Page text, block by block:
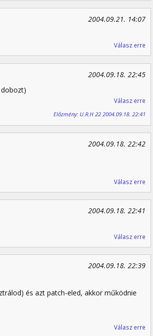
2004.09.21. 14:07
Válasz erre
2004.09.18. 22:45
Válasz erre
Előzmény: U.R.H 22 2004.09.18. 22:41
2004.09.18. 22:42
Válasz erre
2004.09.18. 22:41
Válasz erre
2004.09.18. 22:39
és azt patch-eled, akkor működnie
Válasz erre